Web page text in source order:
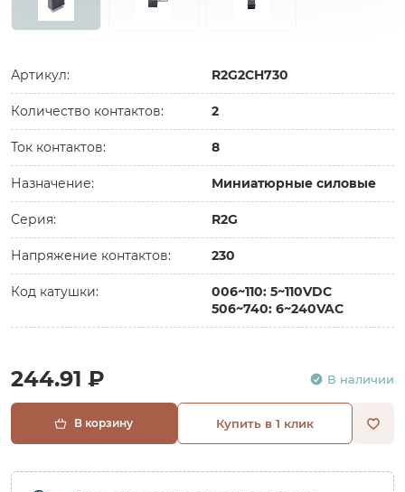
Артикул: R2G2CH730
Количество контактов: 2
Ток контактов: 8
Назначение: Миниатюрные силовые
Серия: R2G
Напряжение контактов: 230
Код катушки:
006~110: 5~110VDC
506~740: 6~240VAC
244.91 ₽ В наличии
В корзину Купить в 1 клик